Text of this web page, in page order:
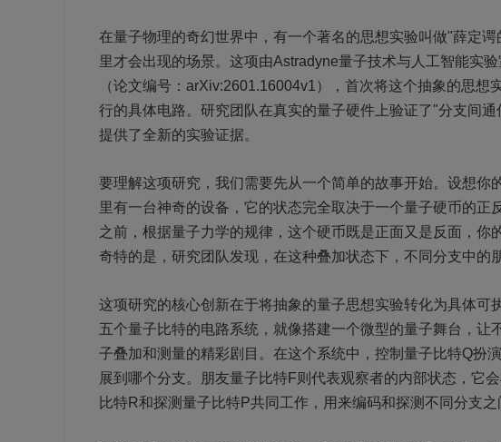
在量子物理的奇幻世界中，有一个著名的思想实验叫做"薛定
里才会出现的场景。这项由Astradyne量子技术与人工智能实
（论文编号：arXiv:2601.16004v1），首次将这个抽象的思
行的具体电路。研究团队在真实的量子硬件上验证了"分支间
提供了全新的实验证据。
要理解这项研究，我们需要先从一个简单的故事开始。设想你
里有一台神奇的设备，它的状态完全取决于一个量子硬币的正
之前，根据量子力学的规律，这个硬币既是正面又是反面，你
奇特的是，研究团队发现，在这种叠加状态下，不同分支中的
这项研究的核心创新在于将抽象的量子思想实验转化为具体可
五个量子比特的电路系统，就像搭建一个微型的量子舞台，让
子叠加和测量的精彩剧目。在这个系统中，控制量子比特Q扮
展到哪个分支。朋友量子比特F则代表观察者的内部状态，它
比特R和探测量子比特P共同工作，用来编码和探测不同分支之